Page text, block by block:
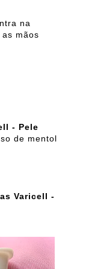
na
mãos
- Pele
de mentol
Varicell -